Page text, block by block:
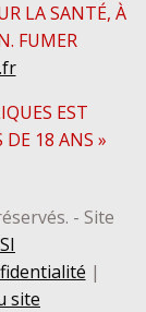
LA SANTÉ, À
FUMER
EST
18 ANS »
- Site
|
site